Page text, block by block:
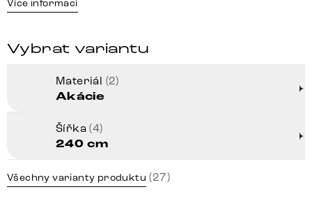
Více informací
Vybrat variantu
Materiál (2)
Akácie
Šířka(4)
240 cm
Všechny varianty produktu (27)